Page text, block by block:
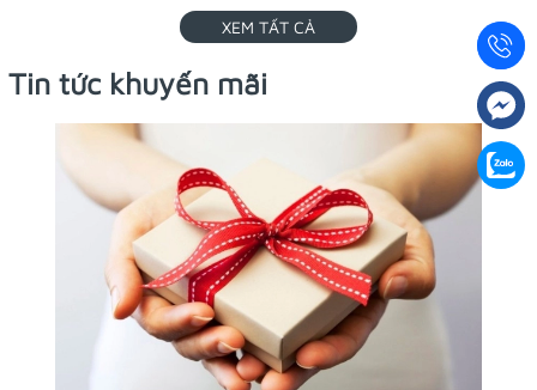
XEM TẤT CẢ
Tin tức khuyến mãi